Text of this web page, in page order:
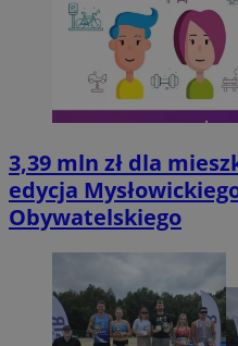
3,39 mln zł dla
edycja
Obywatelskiego